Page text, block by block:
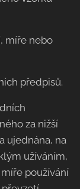
míře nebo
předpisů.
za nižší
ujednána, na
užíváním,
používání